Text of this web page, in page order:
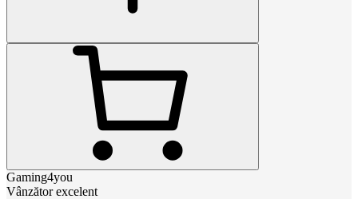
Gaming4you
Vânzător excelent